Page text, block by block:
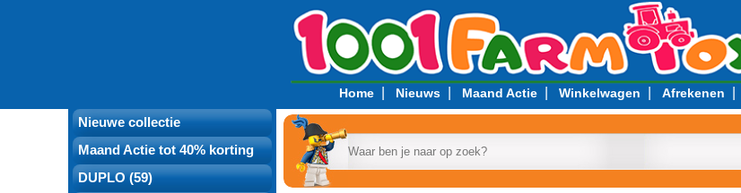
Home| Nieuws| Maand Actie| Winkelwagen Afrekenen
Nieuwe collectie
Maand Actie tot 40% korting
DUPLO (59)